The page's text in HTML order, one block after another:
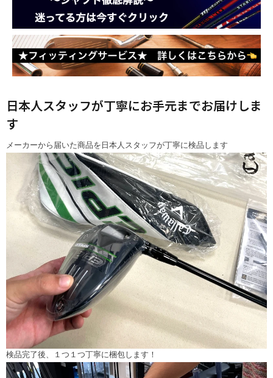
日本人スタッフが丁寧にお手元までお届けしま
す
メーカーから届いた商品を日本人スタッフが丁寧に検品します
検品完了後、１つ１つ丁寧に梱包します！